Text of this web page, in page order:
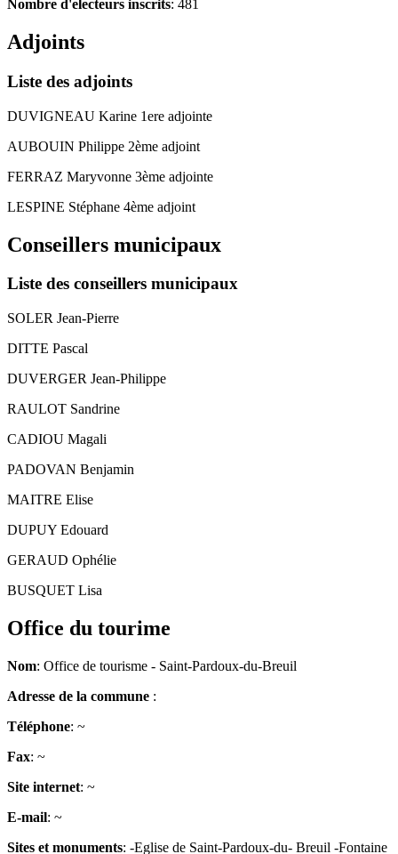
Nombre d'electeurs inscrits: 481
Adjoints
Liste des adjoints
DUVIGNEAU Karine 1ere adjointe
AUBOUIN Philippe 2ème adjoint
FERRAZ Maryvonne 3ème adjointe
LESPINE Stéphane 4ème adjoint
Conseillers municipaux
Liste des conseillers municipaux
SOLER Jean-Pierre
DITTE Pascal
DUVERGER Jean-Philippe
RAULOT Sandrine
CADIOU Magali
PADOVAN Benjamin
MAITRE Elise
DUPUY Edouard
GERAUD Ophélie
BUSQUET Lisa
Office du tourime
Nom: Office de tourisme - Saint-Pardoux-du-Breuil
Adresse de la commune :
Téléphone: ~
Fax: ~
Site internet: ~
E-mail: ~
Sites et monuments: -Eglise de Saint-Pardoux-du- Breuil -Fontaine